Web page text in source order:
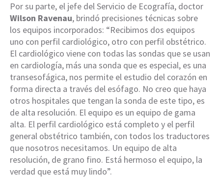
Por su parte, el jefe del Servicio de Ecografía, doctor
Wilson Ravenau, brindó precisiones técnicas sobre
los equipos incorporados: “Recibimos dos equipos
uno con perfil cardiológico, otro con perfil obstétrico.
El cardiológico viene con todas las sondas que se usan
en cardiología, más una sonda que es especial, es una
transesofágica, nos permite el estudio del corazón en
forma directa a través del esófago. No creo que haya
otros hospitales que tengan la sonda de este tipo, es
de alta resolución. El equipo es un equipo de gama
alta. El perfil cardiológico está completo y el perfil
general obstétrico también, con todos los traductores
que nosotros necesitamos. Un equipo de alta
resolución, de grano fino. Está hermoso el equipo, la
verdad que está muy lindo”.